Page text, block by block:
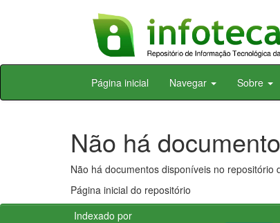
Skip
Página inicial Navegar Sobre
Não há
Não há documentos disponíveis no repositório
Página inicial do repositório
Indexado por